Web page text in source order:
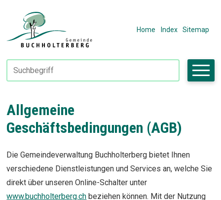
Navigieren in Fiktivhausen
Home Index Sitemap
Suchbegriff
Suche starten
Allgemeine
Geschäftsbedingungen (AGB)
Die Gemeindeverwaltung Buchholterberg bietet Ihnen
verschiedene Dienstleistungen und Services an, welche Sie
direkt über unseren Online-Schalter unter
www.buchholterberg.ch beziehen können. Mit der Nutzung